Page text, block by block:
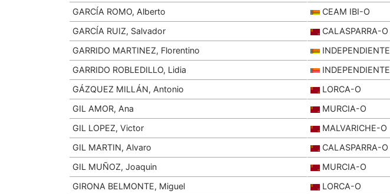
GARCÍA ROMO, Alberto CEAM IBI-O
GARCÍA RUIZ, Salvador CALASPARRA-O
GARRIDO MARTINEZ, Florentino INDEPENDIENTE
GARRIDO ROBLEDILLO, Lidia INDEPENDIENTE
GÁZQUEZ MILLÁN, Antonio LORCA-O
GIL AMOR, Ana MURCIA-O
GIL LOPEZ, Victor MALVARICHE-O
GIL MARTIN, Alvaro CALASPARRA-O
GIL MUÑOZ, Joaquin MURCIA-O
GIRONA BELMONTE, Miguel LORCA-O